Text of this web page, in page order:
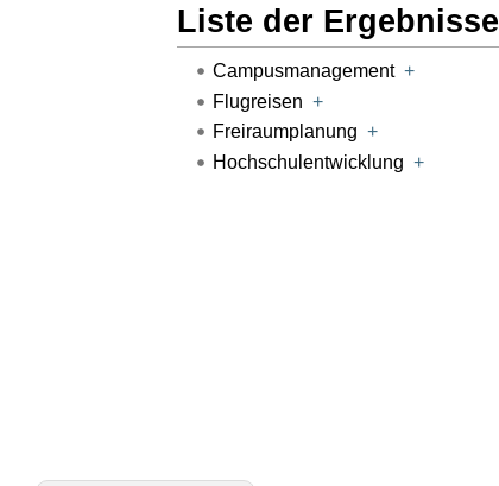
Liste der Ergebnisse
Campusmanagement +
Flugreisen +
Freiraumplanung +
Hochschulentwicklung +